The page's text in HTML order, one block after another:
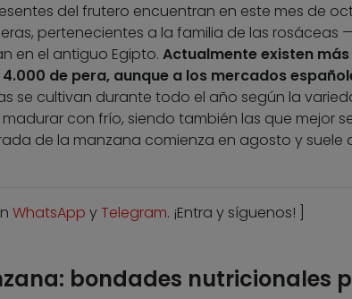
del frutero encuentran en este mes de
pertenecientes a la familia de las rosáceas
en el antiguo Egipto. Actualmente existen
de pera, aunque a los mercados
se cultivan durante todo el año según la
con frío, siendo también las que mejor
de la manzana comienza en agosto y suele
WhatsApp yTelegram. ¡Entra y síguenos! ]
bondades nutricionales